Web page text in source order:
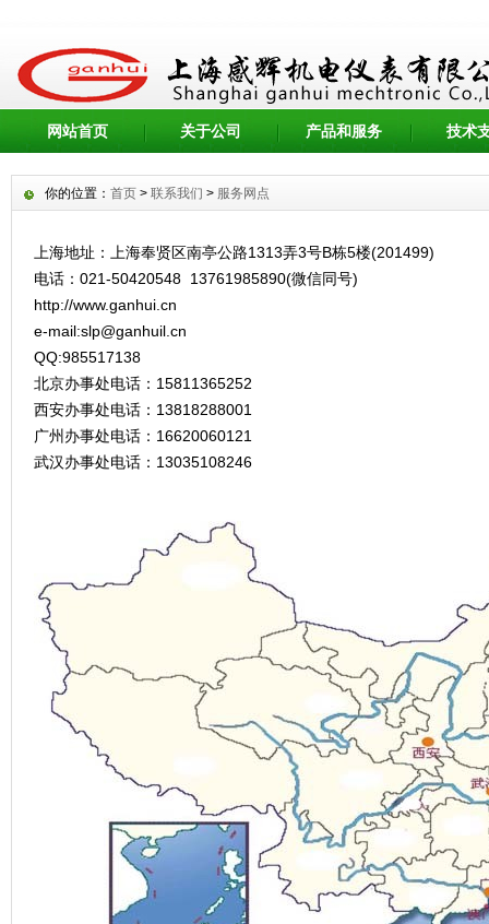
网站首页 关于公司 产品和服务 技术
你的位置： 首页 > 联系我们 > 服务网点
上海地址：上海奉贤区南亭公路1313弄3号B栋5楼(201499)
电话：021-50420548 13761985890(微信同号)
http://www.ganhui.cn
e-mail:slp@ganhuil.cn
QQ:985517138
北京办事处电话：15811365252
西安办事处电话：13818288001
广州办事处电话：16620060121
武汉办事处电话：13035108246